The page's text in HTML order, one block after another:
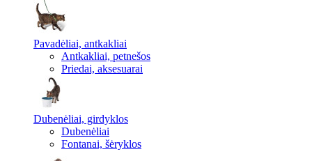
Pavadėliai, antkakliai
Antkakliai, petnešos
Priedai, aksesuarai
Dubenėliai, girdyklos
Dubenėliai
Fontanai, šėryklos